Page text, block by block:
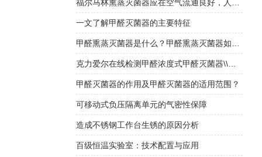
一文了解甲醛灭菌器的主要特征
克力爱尔在线检测甲醛浓度式甲醛灭菌器\\福尔马林灭菌器
甲醛灭菌器的作用及甲醛灭菌器的适用范围？
可移动式负压隔离单元的气密性保障
造成不锈钢工作台生锈的原因分析
百级恒温实验室：技术配置与应用